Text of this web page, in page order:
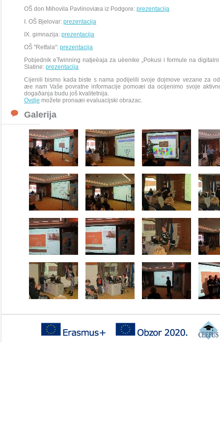
OŠ don Mihovila Pavlinoviæa iz Podgore: prezentacija
I. OŠ Bjelovar: prezentacija
IX. gimnazija: prezentacija
OŠ "Retfala": prezentacija
Pobjednik eTwinning natjeèaja za uèenike „Pokusi i formule na
Slatine: prezentacija
Cijenili bismo kada biste s nama podijelili svoje dojmove vezane za
æe nam Vaše povratne informacije pomoæi da ocijenimo svoje
dogaðanja budu još kvalitetnija.
Ovdje možete pronaæi evaluacijski obrazac.
Galerija